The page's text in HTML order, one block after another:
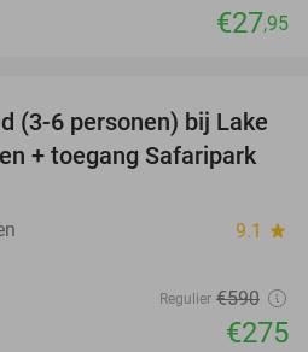
€27,95
53%
(3-6 personen) bij Lake
+ toegang Safaripark
9.1 star
Regulier €590
€275